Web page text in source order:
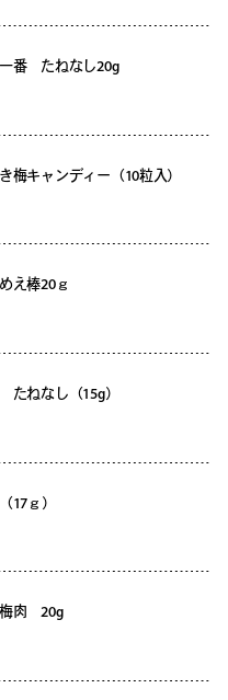
番 たねなし20g
キャンディー（10粒入）
え棒20ｇ
ねなし（15g）
17ｇ）
梅肉 20g